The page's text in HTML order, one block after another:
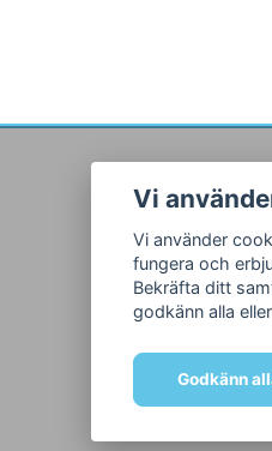
Följ oss
Facebook
Instagram
Vi
Vi använder
fungera och
Bekräfta ditt
godkänn alla
Godkänn